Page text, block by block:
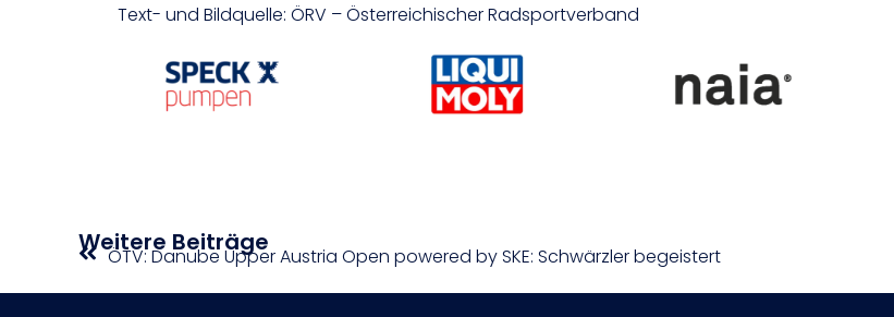
Text- und Bildquelle: ÖRV – Österreichischer Radsportverband
Weitere Beiträge
ÖTV: Danube Upper Austria Open powered by SKE: Schwärzler begeistert